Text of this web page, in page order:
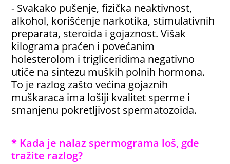
- Svakako pušenje, fizička neaktivnost,
alkohol, korišćenje narkotika, stimulativnih
preparata, steroida i gojaznost. Višak
kilograma praćen i povećanim
holesterolom i trigliceridima negativno
utiče na sintezu muških polnih hormona.
To je razlog zašto većina gojaznih
muškaraca ima lošiji kvalitet sperme i
smanjenu pokretljivost spermatozoida.
* Kada je nalaz spermograma loš, gde
tražite razlog?